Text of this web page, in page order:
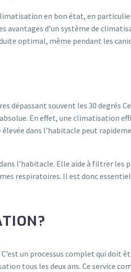
en bon état, en
avantages d’un système de
optimal, même pendant les
dépassant souvent les 30 degrés
En effet, une climatisation
dans l’habitacle peut
l’habitacle. Elle aide à filtrer les
respiratoires. Il est donc
un processus complet qui doit
tous les deux ans. Ce service